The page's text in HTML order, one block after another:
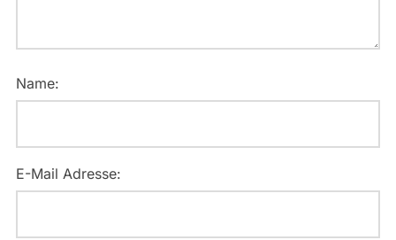
Name:
E-Mail Adresse: